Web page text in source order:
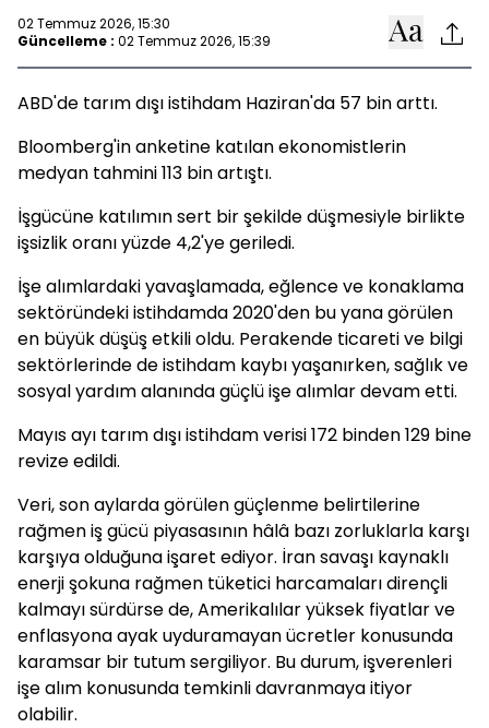
02 Temmuz 2026, 15:30
Güncelleme : 02 Temmuz 2026, 15:39
ABD'de tarım dışı istihdam Haziran'da 57 bin arttı.
Bloomberg'in anketine katılan ekonomistlerin
medyan tahmini 113 bin artıştı.
İşgücüne katılımın sert bir şekilde düşmesiyle birlikte
işsizlik oranı yüzde 4,2'ye geriledi.
İşe alımlardaki yavaşlamada, eğlence ve konaklama
sektöründeki istihdamda 2020'den bu yana görülen
en büyük düşüş etkili oldu. Perakende ticareti ve bilgi
sektörlerinde de istihdam kaybı yaşanırken, sağlık ve
sosyal yardım alanında güçlü işe alımlar devam etti.
Mayıs ayı tarım dışı istihdam verisi 172 binden 129 bine
revize edildi.
Veri, son aylarda görülen güçlenme belirtilerine
rağmen iş gücü piyasasının hâlâ bazı zorluklarla karşı
karşıya olduğuna işaret ediyor. İran savaşı kaynaklı
enerji şokuna rağmen tüketici harcamaları dirençli
kalmayı sürdürse de, Amerikalılar yüksek fiyatlar ve
enflasyona ayak uyduramayan ücretler konusunda
karamsar bir tutum sergiliyor. Bu durum, işverenleri
işe alım konusunda temkinli davranmaya itiyor
olabilir.